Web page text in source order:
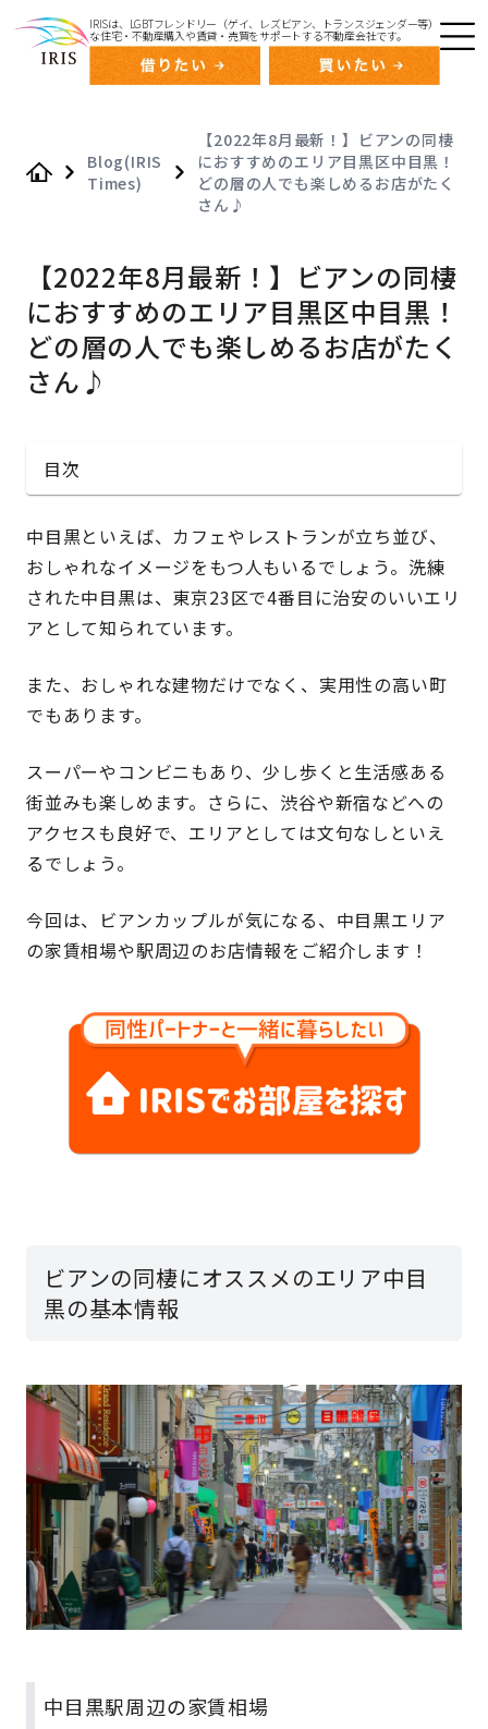
IRISは、LGBTフレンドリー（ゲイ、レズビアン、トランスジェンダー等）
な住宅・不動産購入や賃貸・売買をサポートする不動産会社です。
Blog(IRIS
Times)
【2022年8月最新！】ビアンの同棲
におすすめのエリア目黒区中目黒！
どの層の人でも楽しめるお店がたく
さん♪
【2022年8月最新！】ビアンの同棲
におすすめのエリア目黒区中目黒！
どの層の人でも楽しめるお店がたく
さん♪
中目黒といえば、カフェやレストランが立ち並び、
おしゃれなイメージをもつ人もいるでしょう。洗練
された中目黒は、東京23区で4番目に治安のいいエリ
アとして知られています。
また、おしゃれな建物だけでなく、実用性の高い町
でもあります。
スーパーやコンビニもあり、少し歩くと生活感ある
街並みも楽しめます。さらに、渋谷や新宿などへの
アクセスも良好で、エリアとしては文句なしといえ
るでしょう。
今回は、ビアンカップルが気になる、中目黒エリア
の家賃相場や駅周辺のお店情報をご紹介します！
ビアンの同棲にオススメのエリア中目
黒の基本情報
中目黒駅周辺の家賃相場
目次